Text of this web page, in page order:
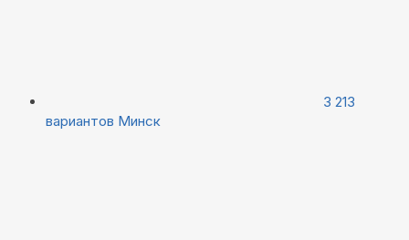
3 213
вариантов Минск